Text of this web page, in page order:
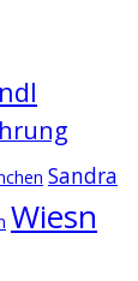
Sandra
Wiesn